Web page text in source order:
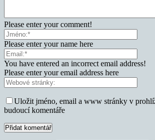
Please enter your comment!
Please enter your name here
You have entered an incorrect email address!
Please enter your email address here
Uložit jméno, email a www stránky v
budoucí komentáře